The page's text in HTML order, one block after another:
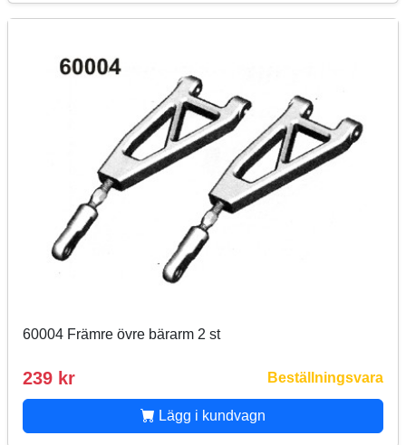
60004 Främre övre bärarm 2 st
239 kr Beställningsvara
Lägg i kundvagn